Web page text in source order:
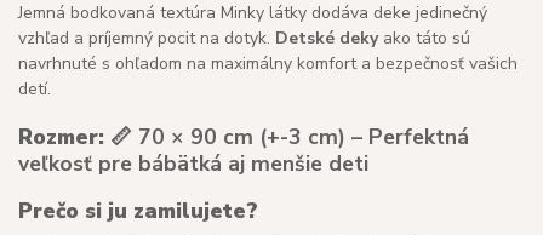
Jemná bodkovaná textúra Minky látky dodáva deke jedinečný
vzhľad a príjemný pocit na dotyk. Detské dekyako táto sú
navrhnuté s ohľadom na maximálny komfort a bezpečnosť vašich
detí.
Rozmer: 📏 70 × 90 cm (+-3 cm) – Perfektná
veľkosť pre bábätká aj menšie deti
Prečo si ju zamilujete?